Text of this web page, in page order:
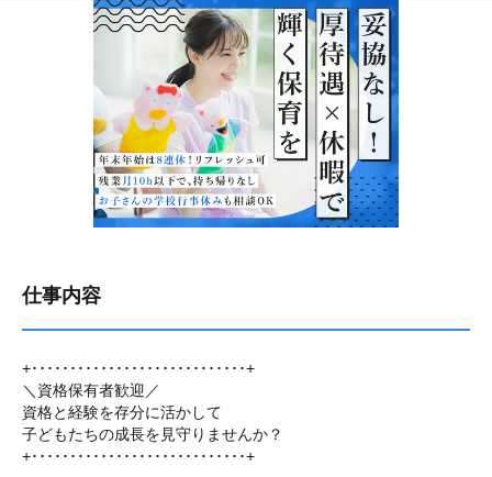
仕事内容
+････････････････････････････+
＼資格保有者歓迎／
資格と経験を存分に活かして
子どもたちの成長を見守りませんか？
+････････････････････････････+